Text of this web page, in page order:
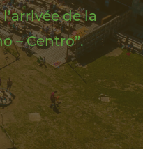
de la
– Centro”.